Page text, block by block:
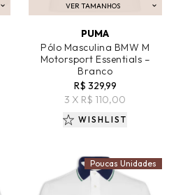
VER TAMANHOS
ADICIONAR AO CARRINHO
PUMA
Pólo Masculina BMW M
Motorsport Essentials –
Branco
R$ 329,99
3 X R$ 110,00
WISHLIST
Poucas Unidades